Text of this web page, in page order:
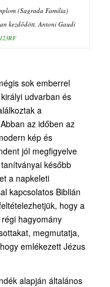
(Sagrada Familia)
kezdődött, Antoni Gaudi
sok emberrel
udvarban és
a
az időben az
kép és
jól megfigyelve
később
a napkeleti
kapcsolatos Biblián
hogy a
hagyomány
megmutatja,
emlékezett Jézus
alapján általános